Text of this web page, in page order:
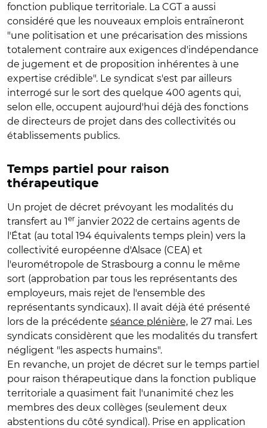
fonction publique territoriale. La CGT a aussi
considéré que les nouveaux emplois entraîneront
"une politisation et une précarisation des missions
totalement contraire aux exigences d'indépendance
de jugement et de proposition inhérentes à une
expertise crédible". Le syndicat s'est par ailleurs
interrogé sur le sort des quelque 400 agents qui,
selon elle, occupent aujourd'hui déjà des fonctions
de directeurs de projet dans des collectivités ou
établissements publics.
Temps partiel pour raison
thérapeutique
Un projet de décret prévoyant les modalités du
transfert au 1er janvier 2022 de certains agents de
l'État (au total 194 équivalents temps plein) vers la
collectivité européenne d'Alsace (CEA) et
l'eurométropole de Strasbourg a connu le même
sort (approbation par tous les représentants des
employeurs, mais rejet de l'ensemble des
représentants syndicaux). Il avait déjà été présenté
lors de la précédente séance plénière, le 27 mai. Les
syndicats considèrent que les modalités du transfert
négligent "les aspects humains".
En revanche, un projet de décret sur le temps partiel
pour raison thérapeutique dans la fonction publique
territoriale a quasiment fait l'unanimité chez les
membres des deux collèges (seulement deux
abstentions du côté syndical). Prise en application